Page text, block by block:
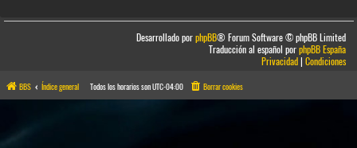
Desarrollado porphpBB® Forum Software © phpBB Limited
Traducción al español porphpBB España
Privacidad|Condiciones
BBS Índice general Todos los horarios sonUTC-04:00 Borrar cookies